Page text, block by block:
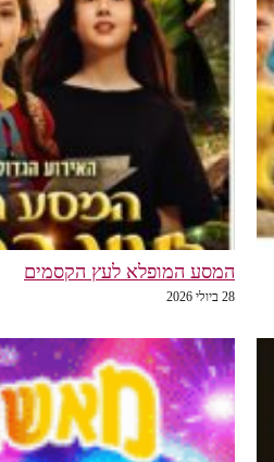
המסע המופלא לעץ הקסמים
28 ביולי 2026